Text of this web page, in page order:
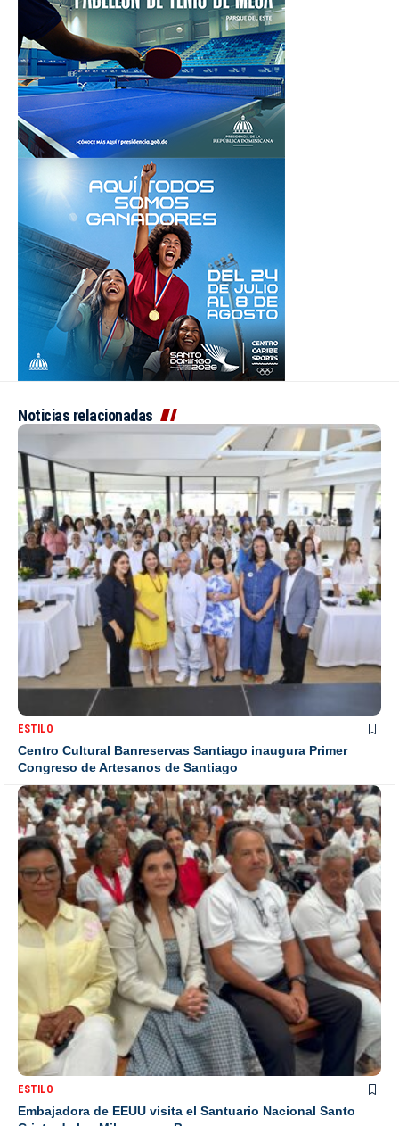
Noticias relacionadas
ESTILO
Centro Cultural Banreservas Santiago inaugura Primer
Congreso de Artesanos de Santiago
ESTILO
Embajadora de EEUU visita el Santuario Nacional Santo